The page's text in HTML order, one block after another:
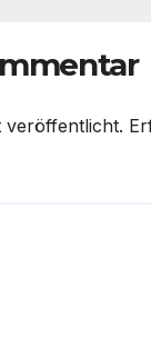
veröffentlicht.